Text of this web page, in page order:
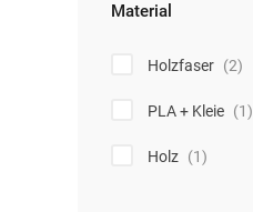
Material
Holzfaser (2)
PLA + Kleie (1)
Holz (1)